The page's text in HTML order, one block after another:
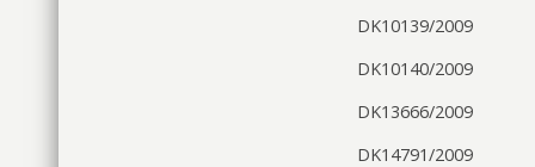
DK10139/2009
DK10140/2009
DK13666/2009
DK14791/2009